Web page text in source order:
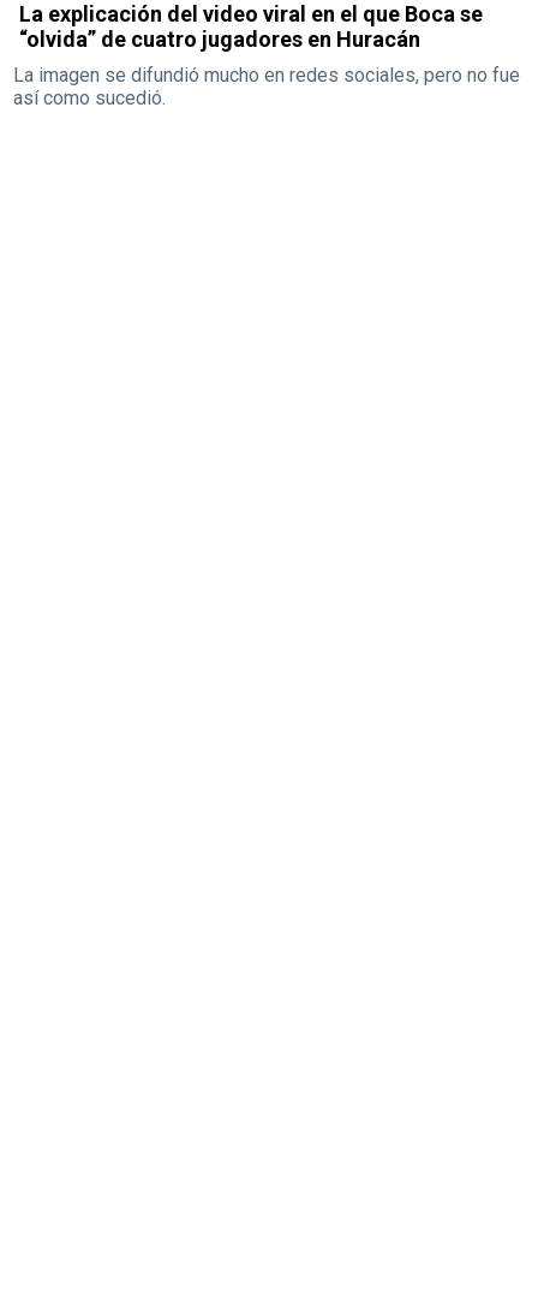
La explicación del video viral en el que Boca se
“olvida” de cuatro jugadores en Huracán
La imagen se difundió mucho en redes sociales, pero no fue
así como sucedió.